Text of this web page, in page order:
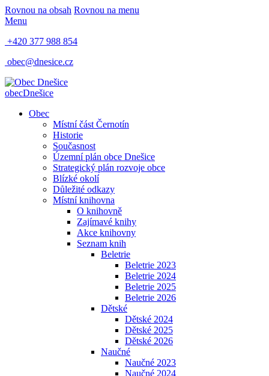
Rovnou na obsah Rovnou na menu
Menu
+420 377 988 854
obec@dnesice.cz
obecDnešice
Obec
Místní část Černotín
Historie
Současnost
Územní plán obce Dnešice
Strategický plán rozvoje obce
Blízké okolí
Důležité odkazy
Místní knihovna
O knihovně
Zajímavé knihy
Akce knihovny
Seznam knih
Beletrie
Beletrie 2023
Beletrie 2024
Beletrie 2025
Beletrie 2026
Dětské
Dětské 2024
Dětské 2025
Dětské 2026
Naučné
Naučné 2023
Naučné 2024